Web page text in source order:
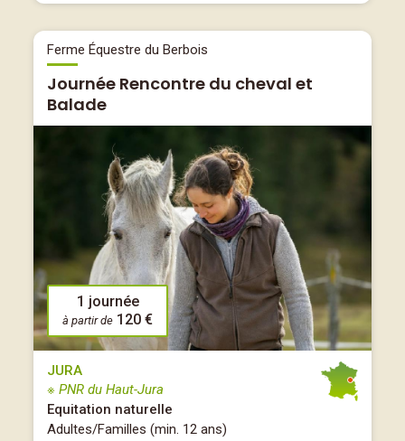
Ferme Équestre du Berbois
Journée Rencontre du cheval et
Balade
1 journée
à partir de 120 €
JURA
※ PNR du Haut-Jura
Equitation naturelle
Adultes/Familles (min. 12 ans)